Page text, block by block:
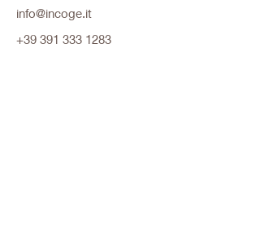
info@incoge.it
+39 391 333 1283